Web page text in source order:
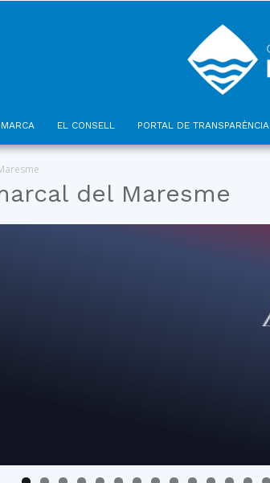
EL CONSELL PORTAL DE TRANSPARÈNCIA
del Maresme